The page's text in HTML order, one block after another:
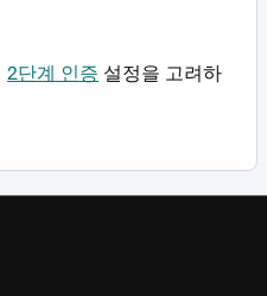
2단계 인증 설정을 고려하